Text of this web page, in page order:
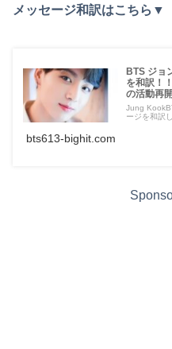
メッセージ和訳はこちら▼
BTS ジョ
を和訳！
の活動再
Jung
ージを和訳
bts613-bighit.com